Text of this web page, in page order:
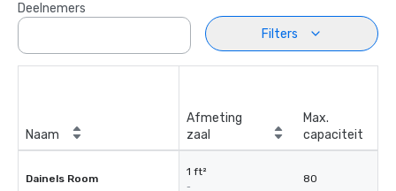
Deelnemers
Filters
Naam
Afmeting
zaal
Max.
capaciteit
Dainels Room
1 ft²
-
80